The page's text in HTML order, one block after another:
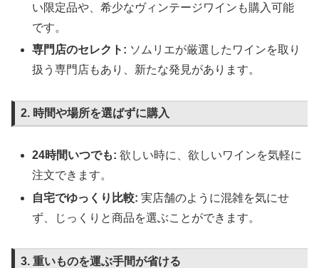
い限定品や、希少なヴィンテージワインも購入可能
です。
専門店のセレクト: ソムリエが厳選したワインを取り
扱う専門店もあり、新たな発見があります。
2. 時間や場所を選ばずに購入
24時間いつでも: 欲しい時に、欲しいワインを気軽に
注文できます。
自宅でゆっくり比較: 実店舗のように混雑を気にせ
ず、じっくりと商品を選ぶことができます。
3. 重いものを運ぶ手間が省ける